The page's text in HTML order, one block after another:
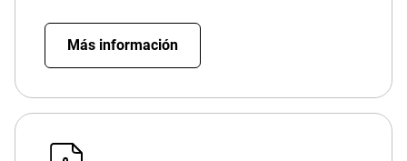
Más información